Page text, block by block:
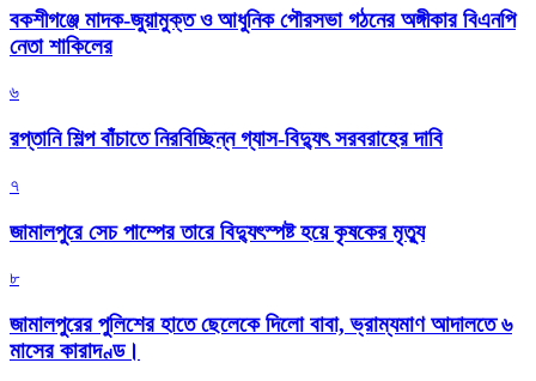
বকশীগঞ্জে মাদক-জুয়ামুক্ত ও আধুনিক পৌরসভা গঠনের অঙ্গীকার বিএনপি
নেতা শাকিলের
৬
রপ্তানি শিল্প বাঁচাতে নিরবিচ্ছিন্ন গ্যাস-বিদ্যুৎ সরবরাহের দাবি
৭
জামালপুরে সেচ পাম্পের তারে বিদ্যুৎস্পষ্ট হয়ে কৃষকের মৃত্যু
৮
জামালপুরের পুলিশের হাতে ছেলেকে দিলো বাবা, ভ্রাম্যমাণ আদালতে ৬
মাসের কারাদণ্ড।